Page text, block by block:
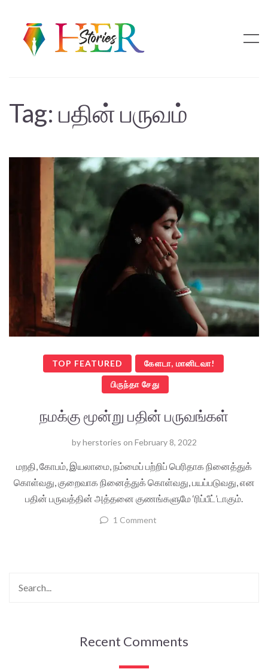
Tag: பதின் பருவம்
TOP FEATURED கேளடா, மானிடவா!
பிருந்தா சேது
நமக்கு மூன்று பதின் பருவங்கள்
byherstories on February 8, 2022
மறதி, கோபம், இயலாமை, நம்மைப் பற்றிப் பெரிதாக நினைத்துக்
கொள்வது, குறைவாக நினைத்துக் கொள்வது, பயப்படுவது, என
பதின் பருவத்தின் அத்தனை குணங்களுமே ‘ரிப்பீட்’டாகும்.
1 Comment
Recent Comments